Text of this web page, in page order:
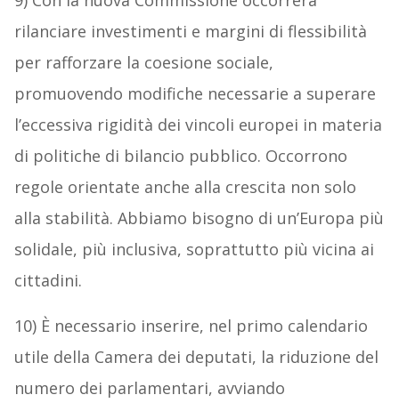
rilanciare investimenti e margini di flessibilità
per rafforzare la coesione sociale,
promuovendo modifiche necessarie a superare
l’eccessiva rigidità dei vincoli europei in materia
di politiche di bilancio pubblico. Occorrono
regole orientate anche alla crescita non solo
alla stabilità. Abbiamo bisogno di un’Europa più
solidale, più inclusiva, soprattutto più vicina ai
cittadini.
10) È necessario inserire, nel primo calendario
utile della Camera dei deputati, la riduzione del
numero dei parlamentari, avviando